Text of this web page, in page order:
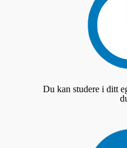
Du kan studere i ditt